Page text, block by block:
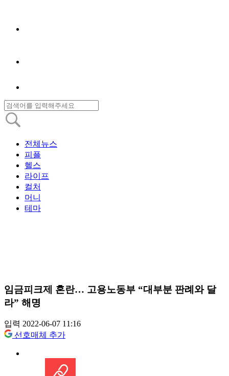
전체뉴스
피플
헬스
라이프
컬처
머니
테마
임금피크제 혼란… 고용노동부 “대부분 판례와 달
라” 해명
입력 2022-06-07 11:16
선호매체 추가